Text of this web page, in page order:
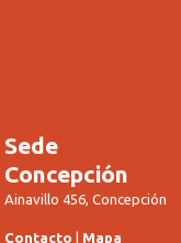
Sede
Concepción
Ainavillo 456, Concepción
Contacto Mapa